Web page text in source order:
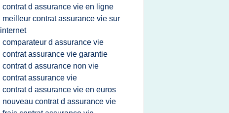
contrat d assurance vie en ligne
meilleur contrat assurance vie sur
internet
comparateur d assurance vie
contrat assurance vie garantie
contrat d assurance non vie
contrat assurance vie
contrat d assurance vie en euros
nouveau contrat d assurance vie